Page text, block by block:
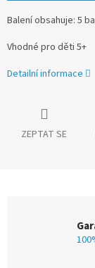
Balení obsahuje: 5
Vhodné pro děti 5+
Detailní informace
ZEPTAT SE